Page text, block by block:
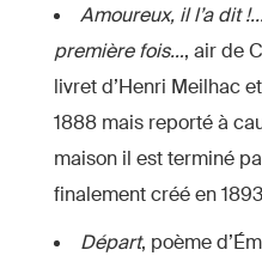
Amoureux, il l’a dit
première fois…, air de
livret d’Henri Meilhac
1888 mais reporté à
maison il est terminé
finalement créé en
Départ, poème